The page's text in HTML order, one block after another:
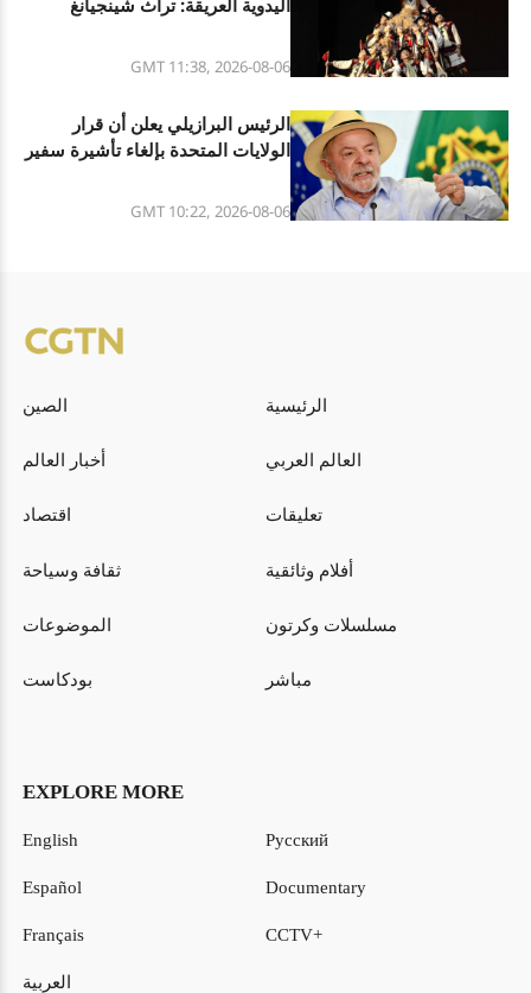
اليدوية العريقة: تراث شينجيانغ
GMT 11:38, 2026-08-06
الرئيس البرازيلي يعلن أن قرار
الولايات المتحدة بإلغاء تأشيرة سفير
GMT 10:22, 2026-08-06
الصين الرئيسية
أخبار العالم العالم العربي
اقتصاد تعليقات
ثقافة وسياحة أفلام وثائقية
الموضوعات مسلسلات وكرتون
بودكاست مباشر
EXPLORE MORE
English
Español
Français
العربية
Русский
Documentary
CCTV+